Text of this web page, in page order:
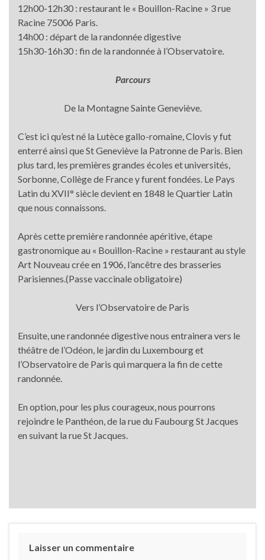
12h00-12h30 : restaurant le « Bouillon-Racine » 3 rue
Racine 75006 Paris.
14h00 : départ de la randonnée digestive
15h30-16h30 : fin de la randonnée à l’Observatoire.
Parcours
De la Montagne Sainte Geneviève.
C’est ici qu’est né la Lutèce gallo-romaine, Clovis y fut
enterré ainsi que St Geneviève la Patronne de Paris. Bien
plus tard, les premières grandes écoles et universités,
Sorbonne, Collège de France y furent fondées. Le Pays
Latin du XVII° siècle devient en 1848 le Quartier Latin
que nous connaissons.
Après cette première randonnée apéritive, étape
gastronomique au « Bouillon-Racine » restaurant au style
Art Nouveau crée en 1906, l’ancêtre des brasseries
Parisiennes.(Passe vaccinale obligatoire)
Vers l’Observatoire de Paris
Ensuite, une randonnée digestive nous entrainera vers le
théâtre de l’Odéon, le jardin du Luxembourg et
l’Observatoire de Paris qui marquera la fin de cette
randonnée.
En option, pour les plus courageux, nous pourrons
rejoindre le Panthéon, de la rue du Faubourg St Jacques
en suivant la rue St Jacques.
Laisser un commentaire